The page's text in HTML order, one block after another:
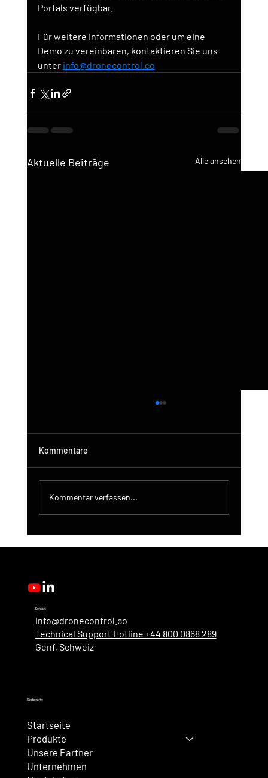
Portals verfügbar.
Für weitere Informationen oder um eine
Demo zu vereinbaren, kontaktieren Sie uns
unter info@dronecontrol.co
Aktuelle Beiträge Alle ansehen
Kommentare
Kommentar verfassen...
Kontakt
Info@dronecontrol.co
Technical Support Hotline +44 800 0868 289
Genf, Schweiz
Speisekarte
Startseite
Produkte
Unsere Partner
Unternehmen